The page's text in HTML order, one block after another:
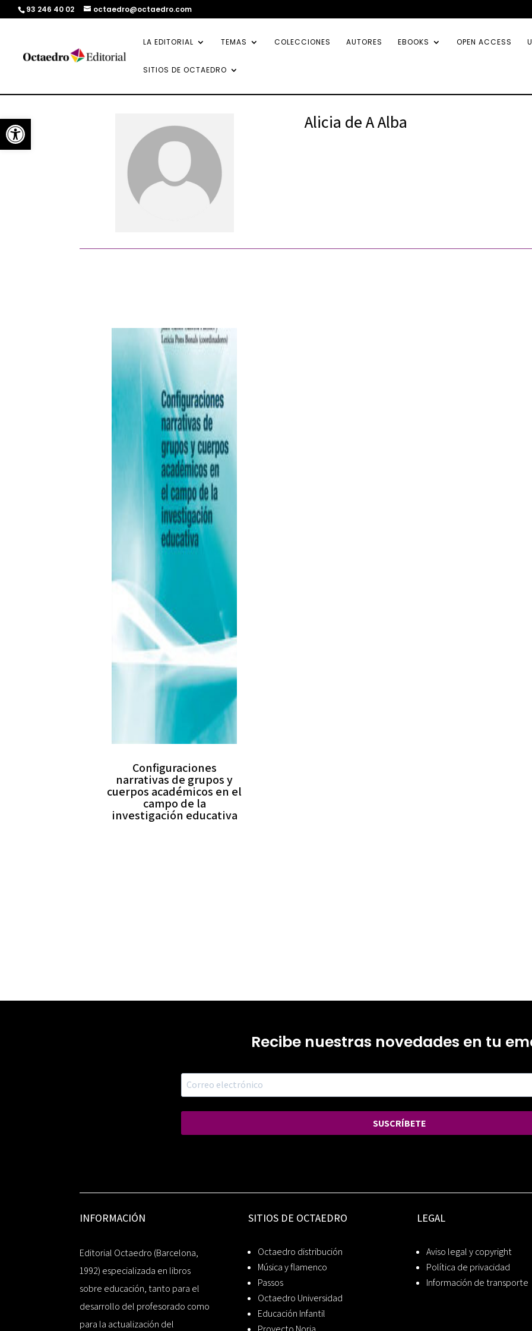
Abrir barra de herramientas
93 246 40 02 octaedro@octaedro.com
LA EDITORIAL TEMAS COLECCIONES AUTORES EBOOKS OPEN ACCESS
SITIOS DE OCTAEDRO
Alicia de A Alba
Configuraciones
narrativas de grupos y
cuerpos académicos en el
campo de la
investigación educativa
Recibe nuestras novedades en tu
SUSCRÍBETE
INFORMACIÓN
Editorial Octaedro (Barcelona,
1992) especializada en libros
sobre educación, tanto para el
desarrollo del profesorado como
para la actualización del
SITIOS DE OCTAEDRO
Octaedro distribución
Música y flamenco
Passos
Octaedro Universidad
Educación Infantil
LEGAL
Aviso legal y copyright
Política de privacidad
Información de transporte